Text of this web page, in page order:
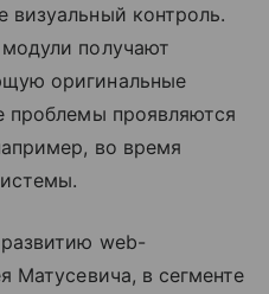
визуальный контроль.
получают
оригинальные
проблемы проявляются
во время
web-
Матусевича, в сегменте